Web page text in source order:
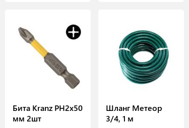
Бита Kranz PH2х50
мм 2шт
Шланг Метеор
3/4, 1 м